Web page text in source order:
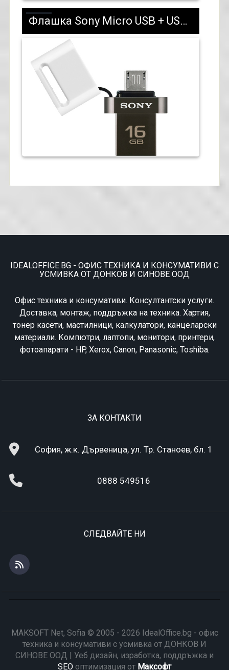
Флашка Sony Micro USB + USB 3.0 16GB, бяла - 31,99 лв. с ДДС
IDEALOFFICE.BG - ОФИС ТЕХНИКА И КОНСУМАТИВИ С
УСМИВКА ОТ ДОНКОВ И СИНОВЕ ООД
Офис техника и консумативи. Консултантски услуги.
Доставка, монтаж, поддръжка на техника. Хартия,
тонер касети, мастилници, калкулатори, канцеларски
материали. Компютри, лаптопи, монитори, принтери,
фотоапарати - HP, Xerox, Canon, Panasonic, Toshiba.
ЗА КОНТАКТИ
София, ж.к. Дървеница, ул. Тр. Станоев, бл. 1
0888 549516
СЛЕДВАЙТЕ НИ
MAKSOFT Net, Sofia © 2005 - 2026 IdealOffice.bg - офис
техника и консумативи с усмивка от ДОНКОВ И
СИНОВЕ ООД | Уеб дизайн, изработка, поддръжка и
SEO оптимизация от Максофт